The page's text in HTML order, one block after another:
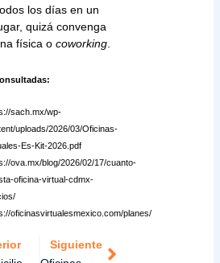
los días en un
quizá convenga
física ocoworking
sach.mx/wp-
uploads/2026/03/Oficinas-
Es-Kit-2026.pdf
ova.mx/blog/2026/02/17/cuanto-
oficina-virtual-cdmx-
oficinasvirtualesmexico.com/planes/
SiguienteSiguiente